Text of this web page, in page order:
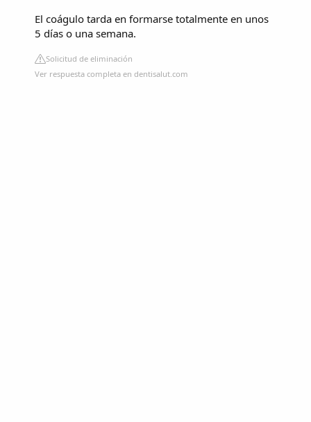
El coágulo tarda en formarse totalmente en unos
5 días o una semana.
Solicitud de eliminación
Ver respuesta completa en dentisalut.com